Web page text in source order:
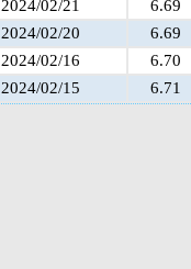
2024/02/21
6.69
2024/02/20
6.69
2024/02/16
6.70
2024/02/15
6.71